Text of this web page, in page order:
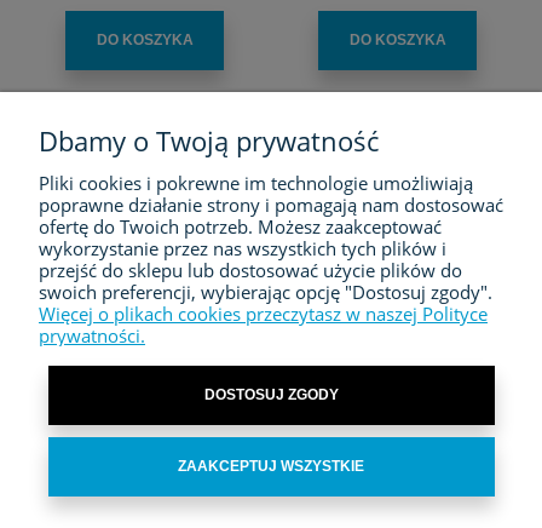
DO KOSZYKA DO KOSZYKA
FIRMA
ZAKUPY
MOJE KONTO
KONTAKT
Dbamy o Twoją prywatność
Pliki cookies i pokrewne im technologie umożliwiają
poprawne działanie strony i pomagają nam dostosować
ofertę do Twoich potrzeb. Możesz zaakceptować
wykorzystanie przez nas wszystkich tych plików i
przejść do sklepu lub dostosować użycie plików do
swoich preferencji, wybierając opcję "Dostosuj zgody".
Więcej o plikach cookies przeczytasz w naszej Polityce
prywatności.
DOSTOSUJ ZGODY
ZAAKCEPTUJ WSZYSTKIE